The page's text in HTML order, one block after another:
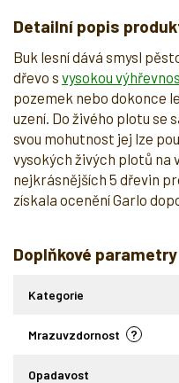
Detailní popis
Buk lesní dává smysl
dřevo s vysokou
pozemek nebo dokonce
uzení. Do živého plotu se
svou mohutnost jej lze
vysokých živých plotů na
nejkrásnějších 5 dřevin
získala ocenění Garlo
Doplňkové parametry
Kategorie
?
Mrazuvzdornost
Opadavost